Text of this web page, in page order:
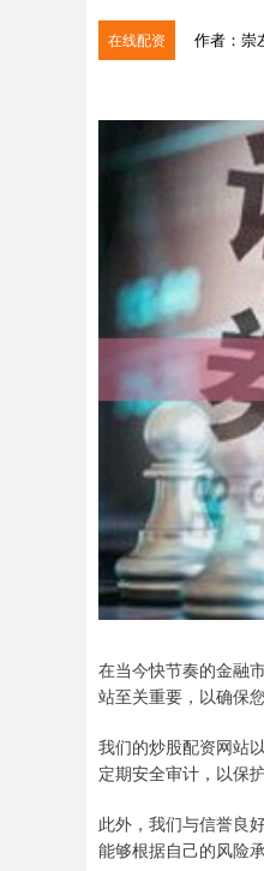
在线配资 作者：崇
在当今快节奏的金融
站至关重要，以确保
我们的炒股配资网站
定期安全审计，以保
此外，我们与信誉良
能够根据自己的风险